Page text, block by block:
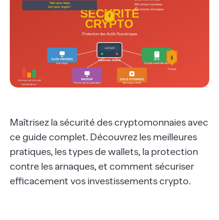
Maîtrisez la sécurité des cryptomonnaies avec
ce guide complet. Découvrez les meilleures
pratiques, les types de wallets, la protection
contre les arnaques, et comment sécuriser
efficacement vos investissements crypto.